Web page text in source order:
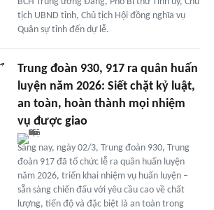
tịch UBND tỉnh, Chủ tịch Hội đồng nghĩa vụ
Quân sự tỉnh đến dự lễ.
Trung đoàn 930, 917 ra quân huấn
luyện năm 2026: Siết chặt kỷ luật,
an toàn, hoàn thành mọi nhiệm
vụ được giao
Sáng nay, ngày 02/3, Trung đoàn 930, Trung
đoàn 917 đã tổ chức lễ ra quân huấn luyện
năm 2026, triển khai nhiệm vụ huấn luyện –
sẵn sàng chiến đấu với yêu cầu cao về chất
lượng, tiến độ và đặc biệt là an toàn trong